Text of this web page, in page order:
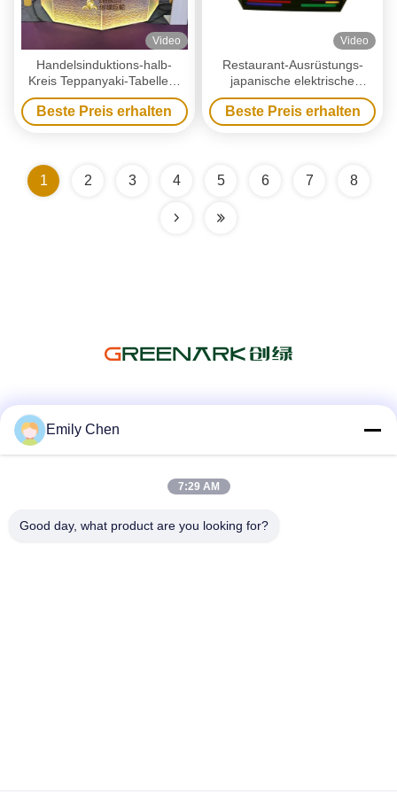
Video
Handelsinduktions-halb-
Kreis Teppanyaki-Tabellen-
Grill mit Reinigungs-System
Beste Preis erhalten
Video
Restaurant-Ausrüstungs-
japanische elektrische
Brücke formen Teppanyaki-
Tabelle für Hotel-Restaurant
Beste Preis erhalten
1 2 3 4 5 6 7 8
Emily Chen
7:29 AM
Good day, what product are you looking for?